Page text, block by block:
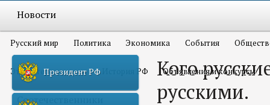
Новости
Русский мир Политика Экономика События
Это интересно всем История РФ Объявления и конкурсы
Соотечественники
Президент РФ
Кого
русскими.